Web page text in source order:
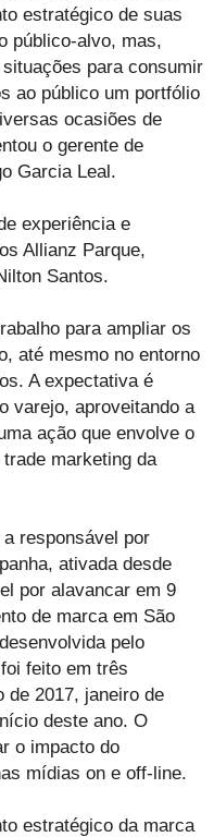
estratégico de suas
público-alvo, mas,
para consumir
ao público um portfólio
ocasiões de
o gerente de
Garcia Leal.
experiência e
Allianz Parque,
Santos.
para ampliar os
até mesmo no entorno
A expectativa é
varejo, aproveitando a
ação que envolve o
marketing da
responsável por
ativada desde
por alavancar em 9
de marca em São
pelo
feito em três
de 2017, janeiro de
deste ano. O
o impacto do
mídias on e off-line.
estratégico da marca